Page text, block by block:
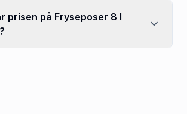
prisen på Fryseposer 8 l